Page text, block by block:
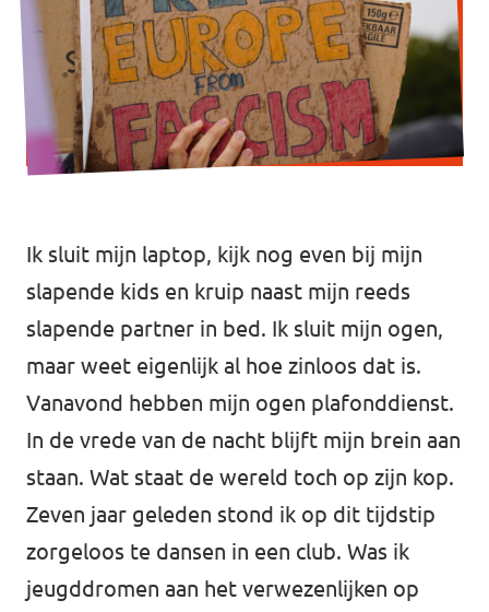
Werken bij Volt
Contact
Sprekersaanvraag
Charge - Wetenschappelijk Platform Volt
Ik sluit mijn laptop, kijk nog even bij mijn
slapende kids en kruip naast mijn reeds
slapende partner in bed. Ik sluit mijn ogen,
maar weet eigenlijk al hoe zinloos dat is.
Vanavond hebben mijn ogen plafonddienst.
In de vrede van de nacht blijft mijn brein aan
staan. Wat staat de wereld toch op zijn kop.
Zeven jaar geleden stond ik op dit tijdstip
zorgeloos te dansen in een club. Was ik
jeugddromen aan het verwezenlijken op